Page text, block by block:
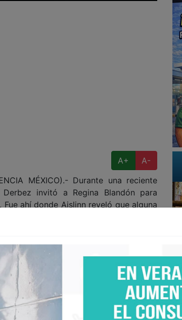
A+
A-
MÉXICO).- Durante una reciente
invitó a Regina Blandón para
ahí donde Aislinn reveló que alguna
en La Familia P. Luche.
personaje”, comentó Aislinn, después
hija de Eugenio Derbez y Consuelo
éxito de Blandón en ese papel, se
daba un poco de celitos. Pensaba: ‘¿Y